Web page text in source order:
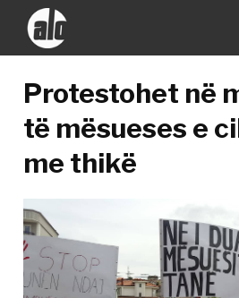
Protestohet në
të mësueses e
me thikë